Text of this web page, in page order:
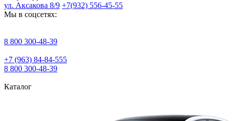
ул. Аксакова 8/9 +7(932) 556-45-55
Мы в соцсетях:
8 800 300‑48‑39
+7 (963) 84‑84‑555
8 800 300‑48‑39
Каталог